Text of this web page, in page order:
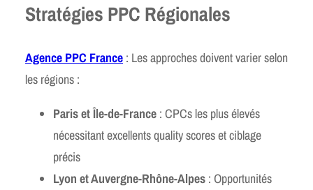
Stratégies PPC Régionales
Agence PPC France : Les approches doivent varier selon
les régions :
Paris et Île-de-France : CPCs les plus élevés
nécessitant excellents quality scores et ciblage
précis
Lyon et Auvergne-Rhône-Alpes : Opportunités